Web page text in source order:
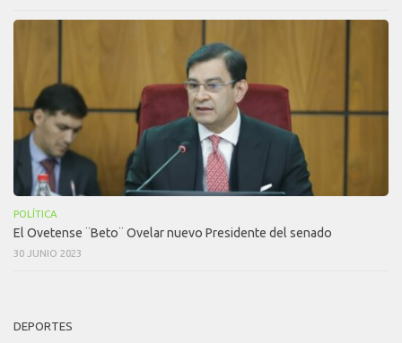
POLÍTICA
El Ovetense ¨Beto¨ Ovelar nuevo Presidente del senado
30 JUNIO 2023
DEPORTES